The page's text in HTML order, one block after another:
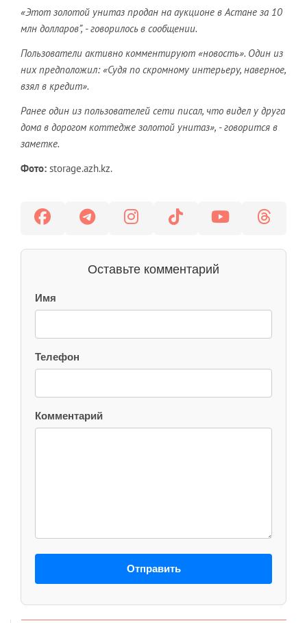
«Этот золотой унитаз продан на аукционе в Астане за 10
млн долларов”, - говорилось в сообщении.
Пользователи активно комментируют «новость». Один из
них предположил: «Судя по скромному интерьеру, наверное,
взял в кредит».
Ранее один из пользователей сети писал, что видел у друга
дома в дорогом коттедже золотой унитаз», - говорится в
заметке.
Фото: storage.azh.kz.
Оставьте комментарий
Имя
Телефон
Комментарий
Отправить